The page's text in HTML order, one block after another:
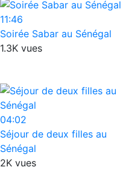
11:46
Soirée Sabar au Sénégal
1.3K vues
04:02
Séjour de deux filles au
Sénégal
2K vues